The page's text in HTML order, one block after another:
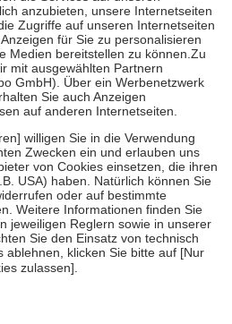
auch für Online-Apotheken.
Krankenpflege beträgt die
sowie zehn Euro je
für ihre eigene Gesundheit zu
der Familie zu unterstützen,
zum vollendeten 18. Lebensjahr
und Früherkennung, die von der